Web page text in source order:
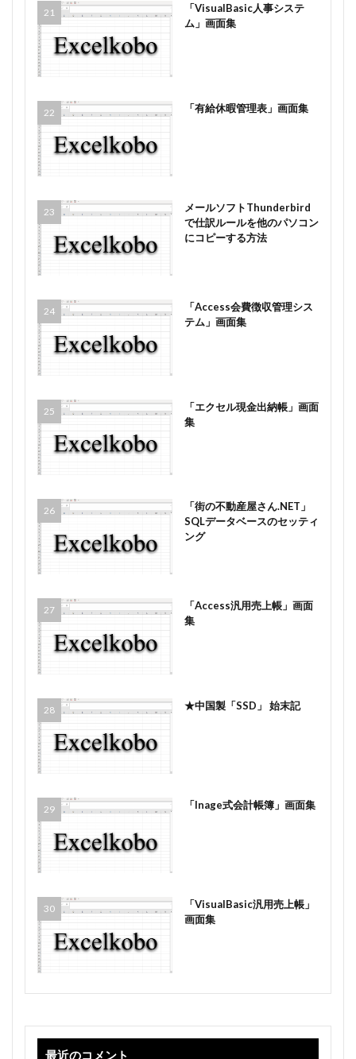
「VisualBasic人事システ
ム」画面集
「有給休暇管理表」画面集
メールソフトThunderbird
で仕訳ルールを他のパソコン
にコピーする方法
「Access会費徴収管理シス
テム」画面集
「エクセル現金出納帳」画面
集
「街の不動産屋さん.NET」
SQLデータベースのセッティ
ング
「Access汎用売上帳」画面
集
★中国製「SSD」 始末記
「Inage式会計帳簿」画面集
「VisualBasic汎用売上帳」
画面集
最近のコメント